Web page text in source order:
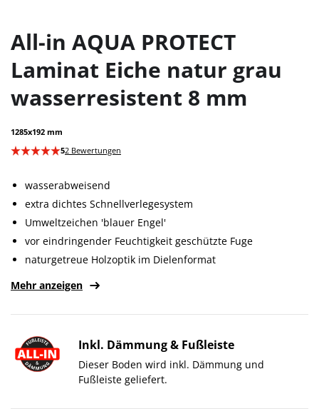
All-in AQUA PROTECT
Laminat Eiche natur grau
wasserresistent 8 mm
1285x192 mm
52 Bewertungen
wasserabweisend
extra dichtes Schnellverlegesystem
Umweltzeichen 'blauer Engel'
vor eindringender Feuchtigkeit geschützte Fuge
naturgetreue Holzoptik im Dielenformat
Mehr anzeigen
Inkl. Dämmung & Fußleiste
Dieser Boden wird inkl. Dämmung und
Fußleiste geliefert.